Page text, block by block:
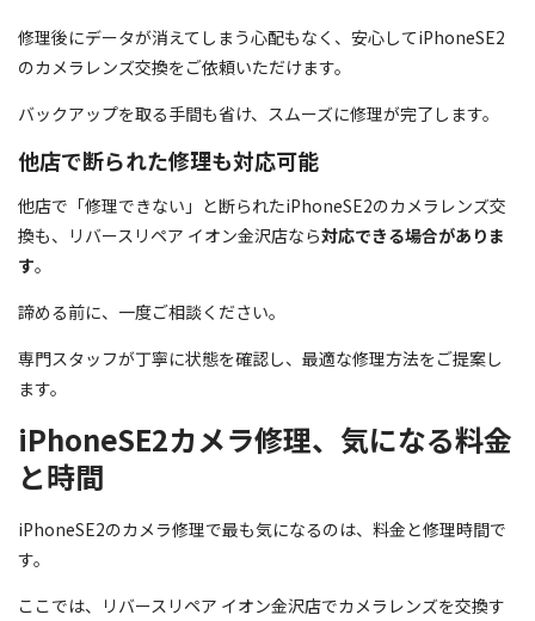
修理後にデータが消えてしまう心配もなく、安心してiPhoneSE2
のカメラレンズ交換をご依頼いただけます。
バックアップを取る手間も省け、スムーズに修理が完了します。
他店で断られた修理も対応可能
他店で「修理できない」と断られたiPhoneSE2のカメラレンズ交
換も、リバースリペア イオン金沢店なら対応できる場合がありま
す。
諦める前に、一度ご相談ください。
専門スタッフが丁寧に状態を確認し、最適な修理方法をご提案し
ます。
iPhoneSE2カメラ修理、気になる料金
と時間
iPhoneSE2のカメラ修理で最も気になるのは、料金と修理時間で
す。
ここでは、リバースリペア イオン金沢店でカメラレンズを交換す